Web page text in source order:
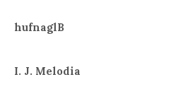
hufnaglB
I. J. Melodia